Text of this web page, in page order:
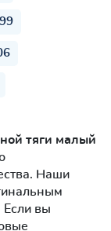
тяги малый
Наши
Если вы